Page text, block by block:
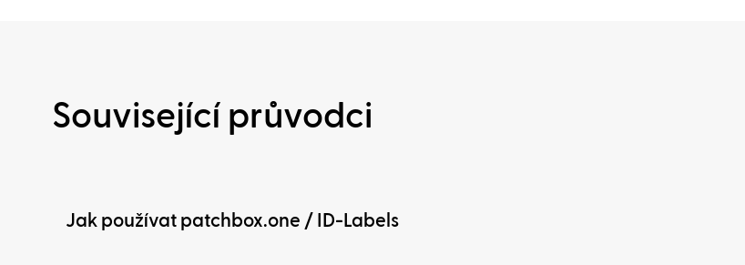
Související průvodci
Jak používat patchbox.one / ID-Labels